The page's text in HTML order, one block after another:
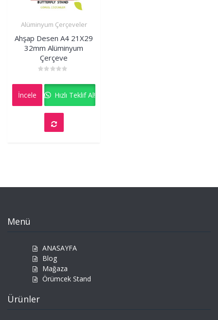
Alüminyum Çerçeveler
Ahşap Desen A4 21X29
32mm Alüminyum
Çerçeve
0
İncele Hızlı Teklif Al!
Menü
ANASAYFA
Blog
Mağaza
Örümcek Stand
Ürünler